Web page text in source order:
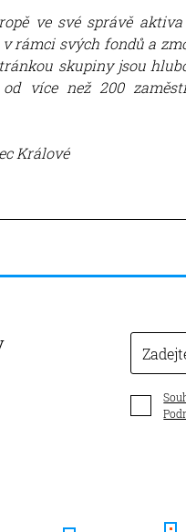
ve své správě
rámci svých fondů a
skupiny jsou
více než 200
Králové​